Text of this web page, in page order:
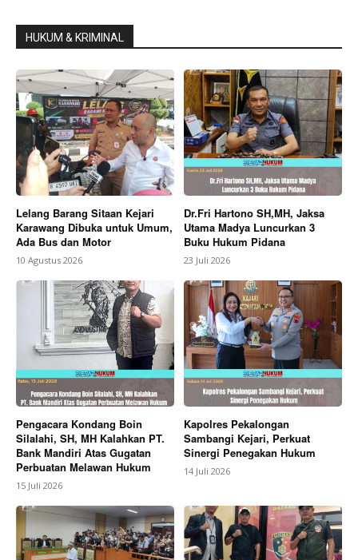
HUKUM & KRIMINAL
Lelang Barang Sitaan Kejari
Karawang Dibuka untuk Umum,
Ada Bus dan Motor
10 Agustus 2026
Dr.Fri Hartono SH,MH, Jaksa
Utama Madya Luncurkan 3
Buku Hukum Pidana
23 Juli 2026
Pengacara Kondang Boin
Silalahi, SH, MH Kalahkan PT.
Bank Mandiri Atas Gugatan
Perbuatan Melawan Hukum
15 Juli 2026
Kapolres Pekalongan
Sambangi Kejari, Perkuat
Sinergi Penegakan Hukum
14 Juli 2026